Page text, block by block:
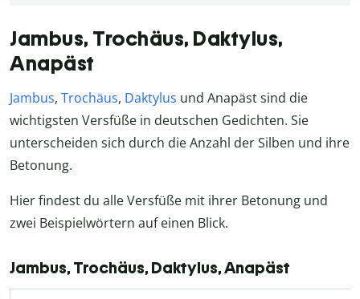
Jambus, Trochäus, Daktylus,
Anapäst
Jambus, Trochäus, Daktylus und Anapäst sind die
wichtigsten Versfüße in deutschen Gedichten. Sie
unterscheiden sich durch die Anzahl der Silben und ihre
Betonung.
Hier findest du alle Versfüße mit ihrer Betonung und
zwei Beispielwörtern auf einen Blick.
Jambus, Trochäus, Daktylus, Anapäst